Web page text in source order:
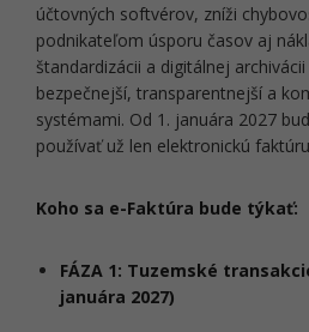
účtovných softvérov, zníži
podnikateľom úsporu časov aj
štandardizácii a digitálnej
bezpečnejší, transparentnejší a
systémami. Od 1. januára 2027
používať už len elektronickú
Koho sa e-Faktúra bude týkať:
FÁZA 1: Tuzemské
januára 2027)